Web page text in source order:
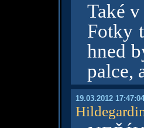
Také
Fotky
hned
palce,
19.03.2012 17:47:04